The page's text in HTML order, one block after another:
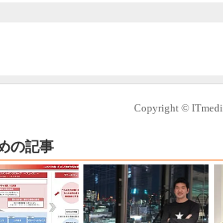
Copyright ©
の記事